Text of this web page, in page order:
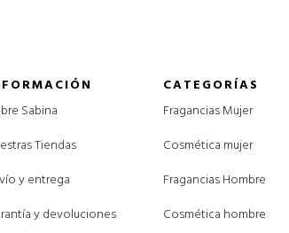
Sabina
Tiendas
y entrega
y devoluciones
CATEGORÍAS
Fragancias Mujer
Cosmética mujer
Fragancias Hombre
Cosmética hombre